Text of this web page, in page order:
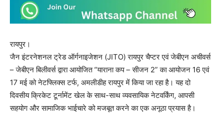
रायपुर।
जैन इंटरनेशनल ट्रेड ऑर्गनाइजेशन (JITO) रायपुर चैप्टर एवं जेबीएन अचीवर्स
– जेबीएन बिलीवर्स द्वारा आयोजित “याराना कप – सीजन 2” का आयोजन 16 एवं
17 मई को नेटफ्लिक्स टर्फ, अमलीडीह रायपुर में किया जा रहा है। यह दो
दिवसीय क्रिकेट टूर्नामेंट खेल के साथ-साथ व्यवसायिक नेटवर्किंग, आपसी
सहयोग और सामाजिक भाईचारे को मजबूत करने का एक अनूठा प्रयास है।